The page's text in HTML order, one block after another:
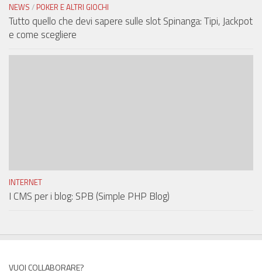
NEWS / POKER E ALTRI GIOCHI
Tutto quello che devi sapere sulle slot Spinanga: Tipi, Jackpot
e come scegliere
INTERNET
I CMS per i blog: SPB (Simple PHP Blog)
VUOI COLLABORARE?